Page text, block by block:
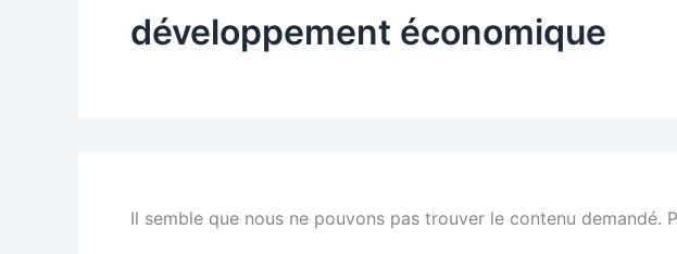
développement économique
Il semble que nous ne pouvons pas trouver le contenu demandé.